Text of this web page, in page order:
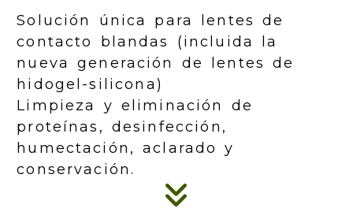
Solución única para lentes de
contacto blandas (incluida la
nueva generación de lentes de
hidogel-silicona)
Limpieza y eliminación de
proteínas, desinfección,
humectación, aclarado y
conservación.